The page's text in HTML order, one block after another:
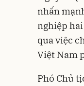
nhấn
nghiệp
qua việc
Việt Nam
Phó Chủ